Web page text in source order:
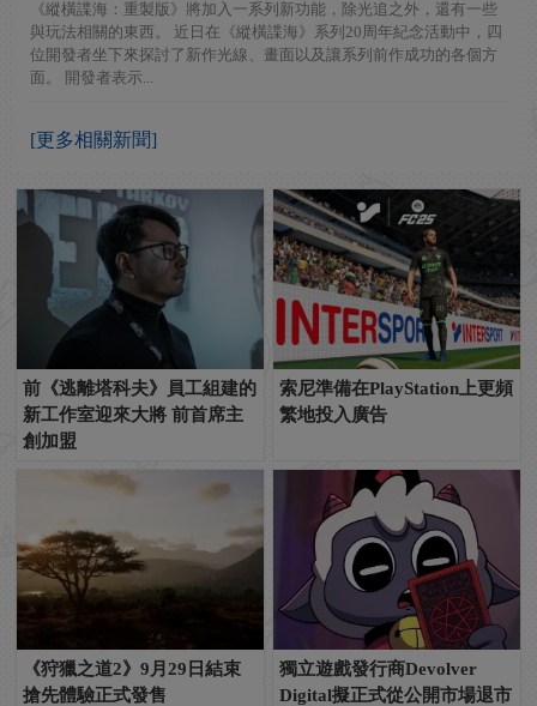
《縱橫諜海：重製版》將加入一系列新功能，除光追之外，還有一些
與玩法相關的東西。 近日在《縱橫諜海》系列20周年紀念活動中，四
位開發者坐下來探討了新作光線、畫面以及讓系列前作成功的各個方
面。 開發者表示...
[更多相關新聞]
前《逃離塔科夫》員工組建的
新工作室迎來大將 前首席主
創加盟
索尼準備在PlayStation上更頻
繁地投入廣告
《狩獵之道2》9月29日結束
搶先體驗正式發售
獨立遊戲發行商Devolver
Digital擬正式從公開市場退市